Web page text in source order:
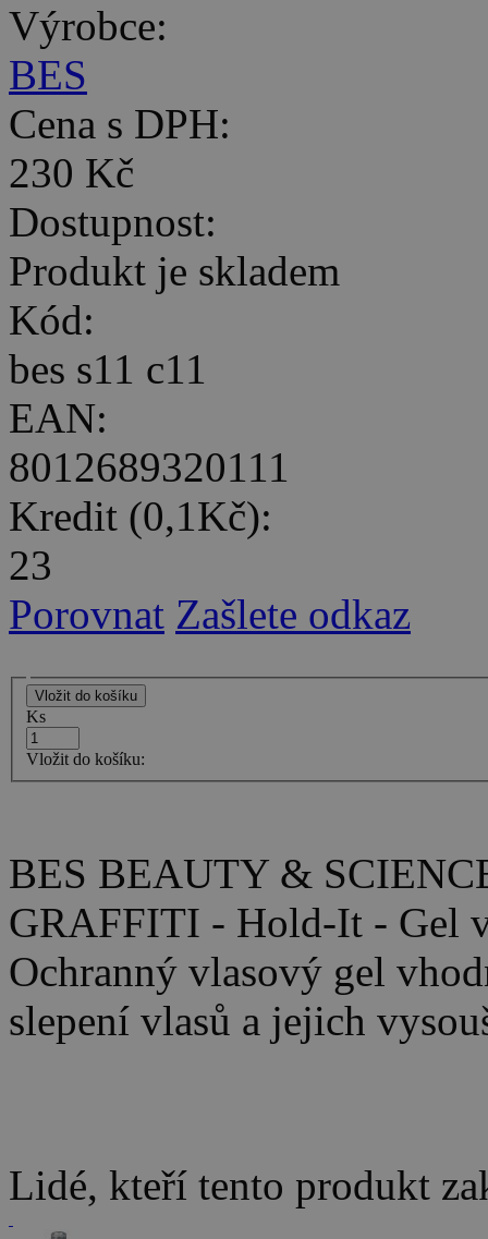
Výrobce:
BES
Cena s DPH:
230 Kč
Dostupnost:
Produkt je skladem
Kód:
bes s11 c11
EAN:
8012689320111
Kredit (0,1Kč):
23
Porovnat Zašlete odkaz
Ks
Vložit do košíku:
BES BEAUTY &
GRAFFITI - Hold-It - Gel
Ochranný vlasový gel
slepení vlasů a jejich
Lidé, kteří tento produkt